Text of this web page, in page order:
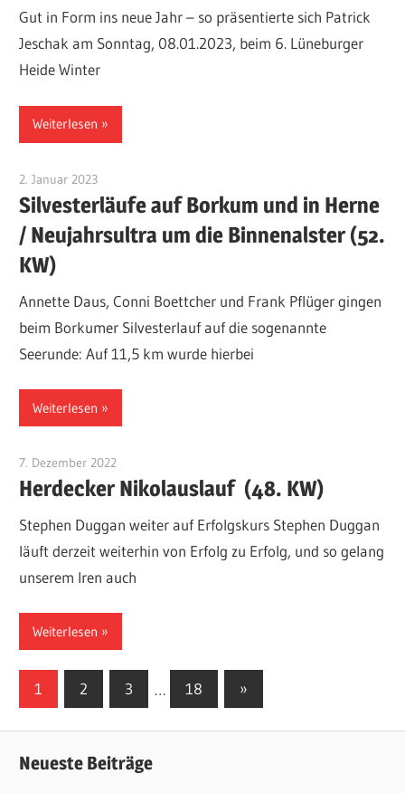
Gut in Form ins neue Jahr – so präsentierte sich Patrick
Jeschak am Sonntag, 08.01.2023, beim 6. Lüneburger
Heide Winter
Weiterlesen
2. Januar 2023
Silvesterläufe auf Borkum und in Herne
/ Neujahrsultra um die Binnenalster (52.
KW)
Annette Daus, Conni Boettcher und Frank Pflüger gingen
beim Borkumer Silvesterlauf auf die sogenannte
Seerunde: Auf 11,5 km wurde hierbei
Weiterlesen
7. Dezember 2022
Herdecker Nikolauslauf (48. KW)
Stephen Duggan weiter auf Erfolgskurs Stephen Duggan
läuft derzeit weiterhin von Erfolg zu Erfolg, und so gelang
unserem Iren auch
Weiterlesen
Seitennummerierung
Beiträge
1 2 3 … 18
Nächste
Beiträge
»
Neueste Beiträge